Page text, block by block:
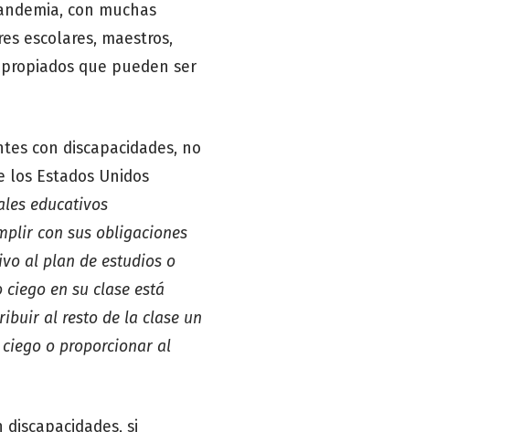
con muchas
escolares, maestros,
que pueden ser
con discapacidades, no
los Estados Unidos
educativos
con sus obligaciones
al plan de estudios o
en su clase está
al resto de la clase un
o proporcionar al
si